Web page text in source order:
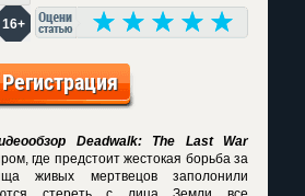
16+
Регистрация
Deadwalk: The Last War
где предстоит жестокая борьба за
живых мертвецов заполонили